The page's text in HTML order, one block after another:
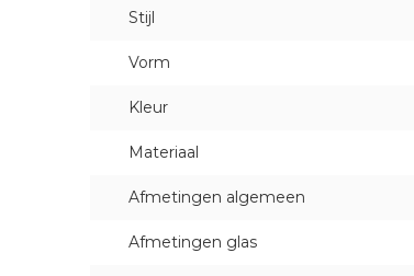
Stijl
Vorm
Kleur
Materiaal
Afmetingen algemeen
Afmetingen glas